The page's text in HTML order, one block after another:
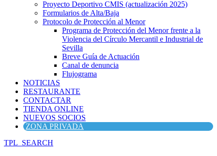
Proyecto Deportivo CMIS (actualización 2025)
Formularios de Alta/Baja
Protocolo de Protección al Menor
Programa de Protección del Menor frente a la
Violencia del Círculo Mercantil e Industrial de
Sevilla
Breve Guía de Actuación
Canal de denuncia
Flujograma
NOTICIAS
RESTAURANTE
CONTACTAR
TIENDA ONLINE
NUEVOS SOCIOS
ZONA PRIVADA
TPL_SEARCH